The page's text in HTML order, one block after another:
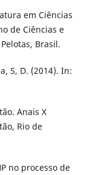
em Ciências
de Ciências e
Brasil.
S, D. (2014). In:
Anais X
Rio de
no processo de